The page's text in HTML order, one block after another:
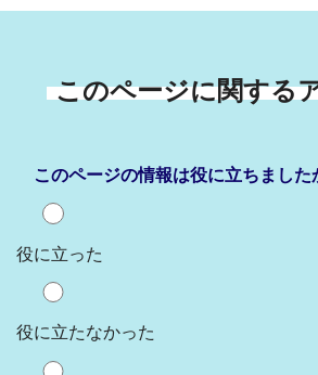
このページに関する
このページの情報は役に立ちました
役に立った
役に立たなかった